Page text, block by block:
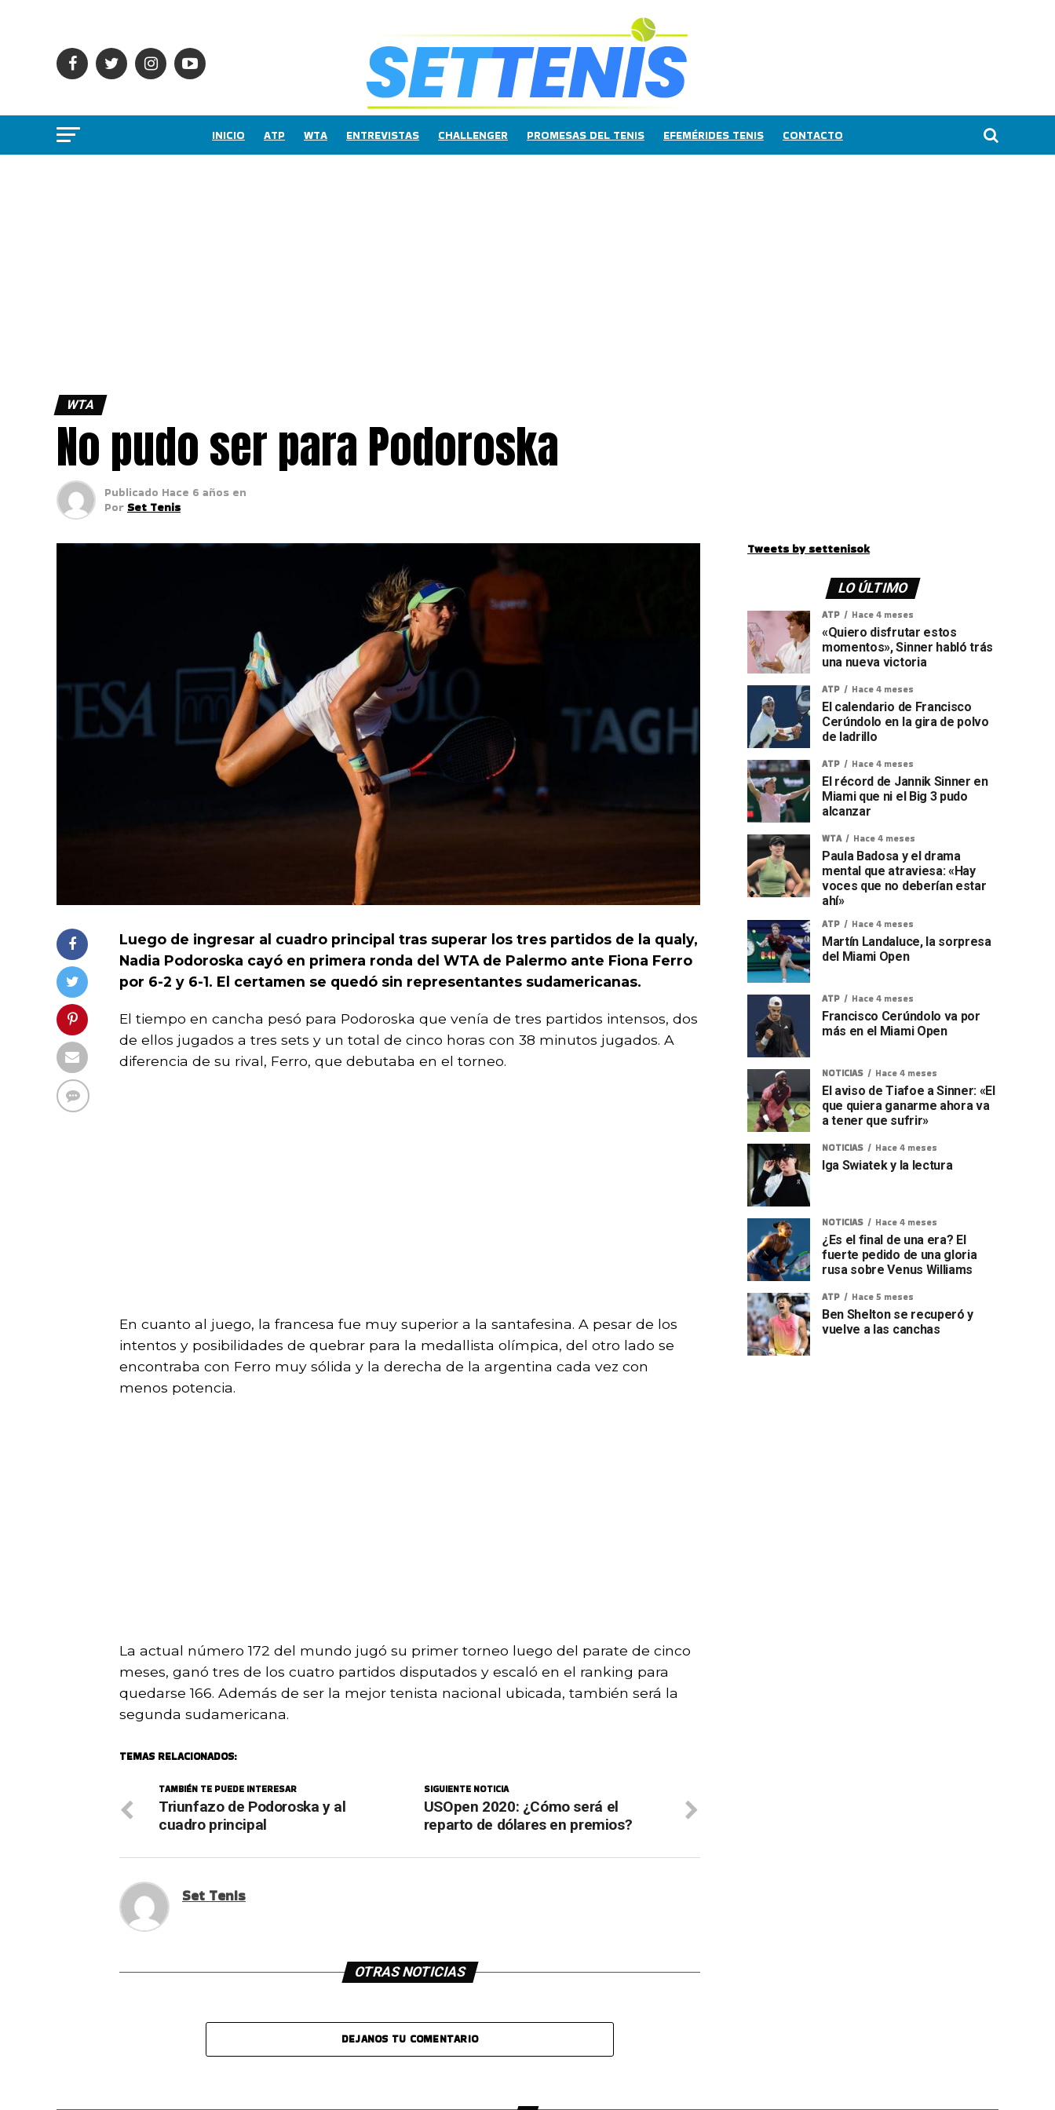
INICIO ATP WTA ENTREVISTAS CHALLENGER PROMESAS DEL TENIS EFEMÉRIDES TENIS CONTACTO
WTA
No pudo ser para Podoroska
Publicado Hace 6 años en
Por Set Tenis
Luego de ingresar al cuadro principal tras superar los tres partidos de la qualy,
Nadia Podoroska cayó en primera ronda del WTA de Palermo ante Fiona Ferro
por 6-2 y 6-1. El certamen se quedó sin representantes sudamericanas.
El tiempo en cancha pesó para Podoroska que venía de tres partidos intensos, dos
de ellos jugados a tres sets y un total de cinco horas con 38 minutos jugados. A
diferencia de su rival, Ferro, que debutaba en el torneo.
En cuanto al juego, la francesa fue muy superior a la santafesina. A pesar de los
intentos y posibilidades de quebrar para la medallista olímpica, del otro lado se
encontraba con Ferro muy sólida y la derecha de la argentina cada vez con
menos potencia.
La actual número 172 del mundo jugó su primer torneo luego del parate de cinco
meses, ganó tres de los cuatro partidos disputados y escaló en el ranking para
quedarse 166. Además de ser la mejor tenista nacional ubicada, también será la
segunda sudamericana.
TEMAS RELACIONADOS:
SIGUIENTE NOTICIA
USOpen 2020: ¿Cómo será el
reparto de dólares en premios?
TAMBIÉN TE PUEDE INTERESAR
Triunfazo de Podoroska y al
cuadro principal
Set Tenis
OTRAS NOTICIAS
DEJANOS TU COMENTARIO
Tweets by settenisok
LO ÚLTIMO
ATP Hace 4 meses
«Quiero disfrutar estos
momentos», Sinner habló trás
una nueva victoria
ATP Hace 4 meses
El calendario de Francisco
Cerúndolo en la gira de polvo
de ladrillo
ATP Hace 4 meses
El récord de Jannik Sinner en
Miami que ni el Big 3 pudo
alcanzar
WTA Hace 4 meses
Paula Badosa y el drama
mental que atraviesa: «Hay
voces que no deberían estar
ahí»
ATP Hace 4 meses
Martín Landaluce, la sorpresa
del Miami Open
ATP Hace 4 meses
Francisco Cerúndolo va por
más en el Miami Open
NOTICIAS Hace 4 meses
El aviso de Tiafoe a Sinner: «El
que quiera ganarme ahora va
a tener que sufrir»
NOTICIAS Hace 4 meses
Iga Swiatek y la lectura
NOTICIAS Hace 4 meses
¿Es el final de una era? El
fuerte pedido de una gloria
rusa sobre Venus Williams
ATP Hace 5 meses
Ben Shelton se recuperó y
vuelve a las canchas